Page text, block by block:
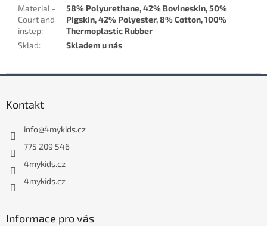
Material -
Court and
instep:
58% Polyurethane, 42% Bovineskin, 50%
Pigskin, 42% Polyester, 8% Cotton, 100%
Thermoplastic Rubber
Sklad: Skladem u nás
Kontakt
info@4mykids.cz
775 209 546
4mykids.cz
4mykids.cz
Informace pro vás